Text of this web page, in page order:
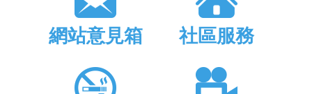
網站意見箱 社區服務